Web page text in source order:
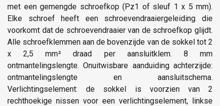
met een gemengde schroefkop (Pz1 of sleuf 1 x 5 mm).
Elke schroef heeft een schroevendraaiergeleiding die
voorkomt dat de schroevendraaier van de schroefkop glijdt.
Alle schroefklemmen aan de bovenzijde van de sokkel tot 2
x 2,5 mm² draad per aansluitklem. 8 mm
ontmantelingslengte. Onuitwisbare aanduiding achterzijde:
ontmantelingslengte en aansluitschema.
Verlichtingselement: de sokkel is voorzien van 2
rechthoekige nissen voor een verlichtingselement, linkse